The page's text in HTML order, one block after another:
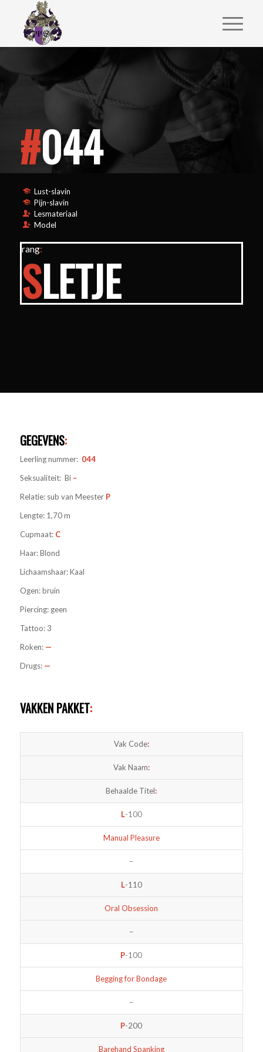
#044
Lust-slavin
Pijn-slavin
Lesmateriaal
Model
rang:
SLETJE
GEGEVENS:
Leerling nummer: 044
Seksualiteit: Bi–
Relatie: sub van Meester P
Lengte: 1,70 m
Cupmaat: C
Haar: Blond
Lichaamshaar: Kaal
Ogen: bruin
Piercing: geen
Tattoo: 3
Roken: —
Drugs: —
VAKKEN PAKKET:
Vak Code:
Vak Naam:
Behaalde Titel:
L-100
Manual Pleasure
–
L-110
Oral Obsession
–
P-100
Begging for Bondage
–
P-200
Barehand Spanking